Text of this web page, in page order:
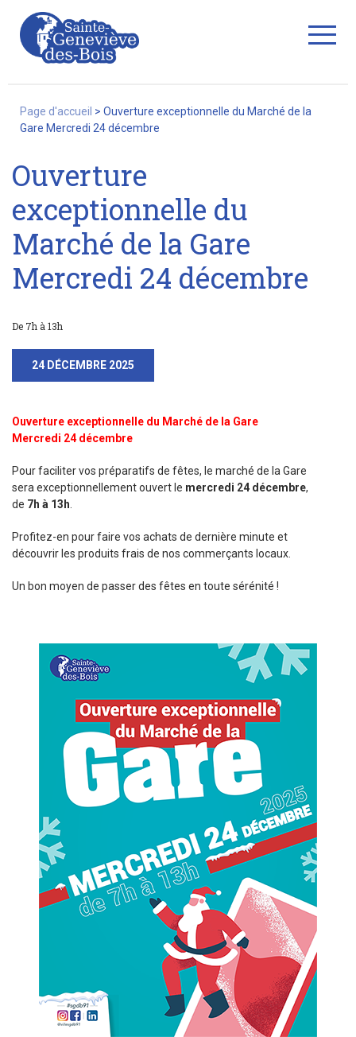
La Ville
Services
Sortir à Ste Gen’
Page d'accueil > Ouverture exceptionnelle du Marché de la
Gare Mercredi 24 décembre
Ouverture
exceptionnelle du
Marché de la Gare
Mercredi 24 décembre
De 7h à 13h
24 DÉCEMBRE 2025
Ouverture exceptionnelle du Marché de la Gare
Mercredi 24 décembre
Pour faciliter vos préparatifs de fêtes, le marché de la Gare
sera exceptionnellement ouvert le mercredi 24 décembre,
de 7h à 13h.
Profitez-en pour faire vos achats de dernière minute et
découvrir les produits frais de nos commerçants locaux.
Un bon moyen de passer des fêtes en toute sérénité !